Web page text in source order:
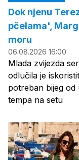
Dok njenu
pčelama',
moru
06.08.2026 16:00
Mlada zvijezda
odlučila je
potreban bijeg
tempa na setu